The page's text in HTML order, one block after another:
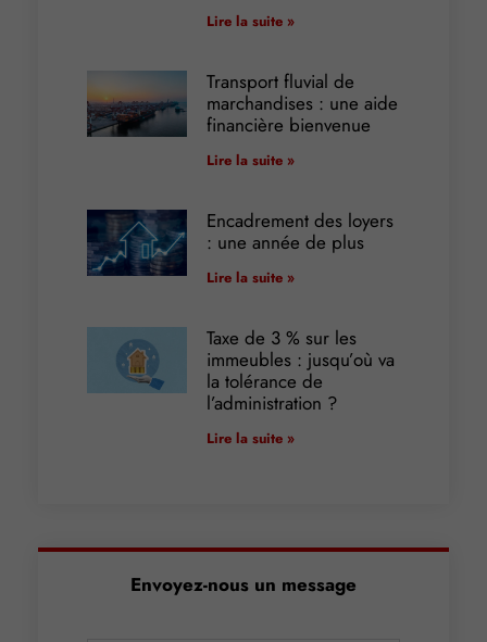
Lire la suite »
Transport fluvial de
marchandises : une aide
financière bienvenue
Lire la suite »
Encadrement des loyers
: une année de plus
Lire la suite »
Taxe de 3 % sur les
immeubles : jusqu’où va
la tolérance de
l’administration ?
Lire la suite »
Envoyez-nous un message